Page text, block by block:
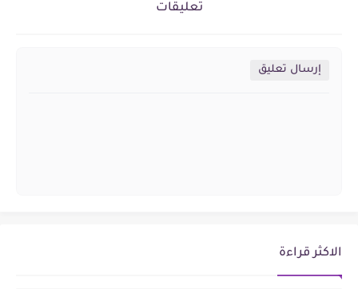
تعليقات
إرسال تعليق
الاكثر قراءة